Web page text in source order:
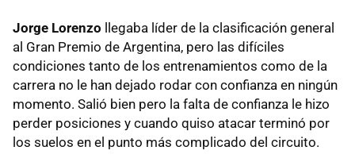
Jorge Lorenzo llegaba líder de la clasificación general
al Gran Premio de Argentina, pero las difíciles
condiciones tanto de los entrenamientos como de la
carrera no le han dejado rodar con confianza en ningún
momento. Salió bien pero la falta de confianza le hizo
perder posiciones y cuando quiso atacar terminó por
los suelos en el punto más complicado del circuito.